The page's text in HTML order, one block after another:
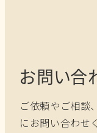
お問い合
ご依頼やご相談
にお問い合わせ